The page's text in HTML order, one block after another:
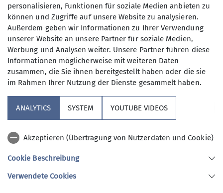
Erstaunlicherweise waren nur sehr wenige andere
Begeher in diesem sehr beliebten Klettersteig
unterwegs.
Die senkrechten Abschnitte des Klettersteigs
waren echt eine Herausforderung, auch wenn der
Blick hinunter zum See immer wieder eine
Wir haben direkt am Ausstieg gehalten. Dort bot
für eine Brotzeit an.
Der Abstieg ist ziemlich unspektakulär, abgesehen
von Wildtieren wie Tiger und Wildschwein, die
personalisieren, Funktionen für soziale Medien anbieten zu
können und Zugriffe auf unsere Website zu analysieren.
Außerdem geben wir Informationen zu Ihrer Verwendung
unserer Website an unsere Partner für soziale Medien,
Werbung und Analysen weiter. Unsere Partner führen diese
Informationen möglicherweise mit weiteren Daten
zusammen, die Sie ihnen bereitgestellt haben oder die sie
im Rahmen Ihrer Nutzung der Dienste gesammelt haben.
ANALYTICS SYSTEM YOUTUBE VIDEOS
Akzeptieren (Übertragung von Nutzerdaten und Cookie)
Cookie Beschreibung
Verwendete Cookies